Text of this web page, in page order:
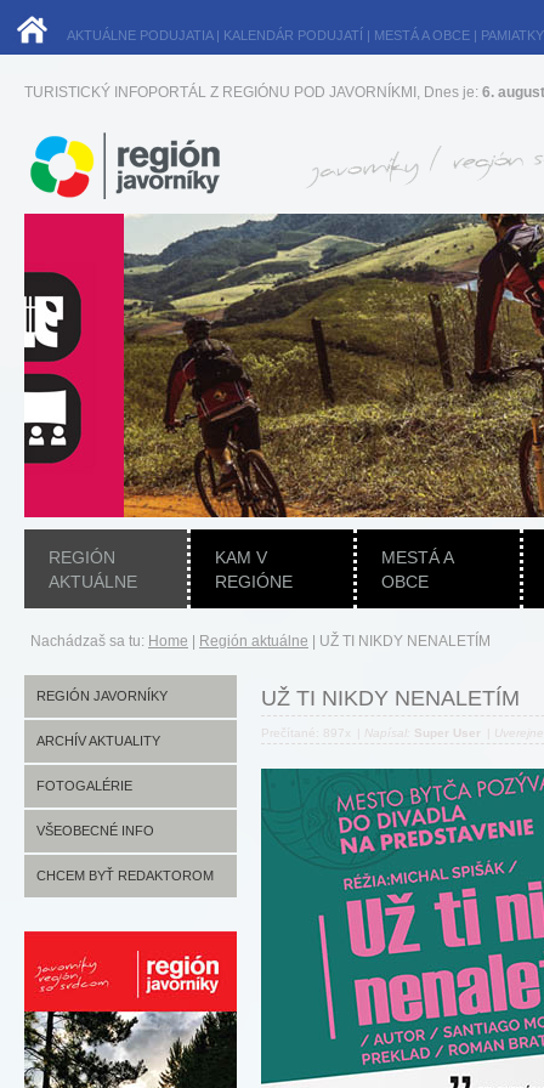
AKTUÁLNE PODUJATIA| KALENDÁR PODUJATÍ | MESTÁ A OBCE | PAMIATKY
TURISTICKÝ INFOPORTÁL Z REGIÓNU POD JAVORNÍKMI, Dnes je: 6.
REGIÓN
AKTUÁLNE
KAM V
REGIÓNE
MESTÁ A
OBCE
Nachádzaš sa tu: Home Región aktuálne UŽ TI NIKDY NENALETÍM
REGIÓN JAVORNÍKY
ARCHÍV AKTUALITY
FOTOGALÉRIE
VŠEOBECNÉ INFO
CHCEM BYŤ REDAKTOROM
UŽ TI NIKDY NENALETÍM
Prečítané: 897x Napísal: Super User